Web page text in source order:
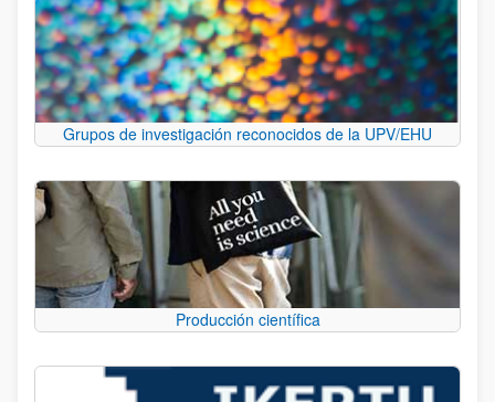
Grupos de investigación reconocidos de la UPV/EHU
Producción científica